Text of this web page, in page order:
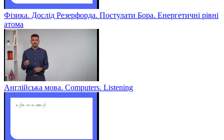
Фізика. Дослід Резерфорда. Постулати Бора. Енергетичні рівні
атома
Англійська мова. Computers. Listening